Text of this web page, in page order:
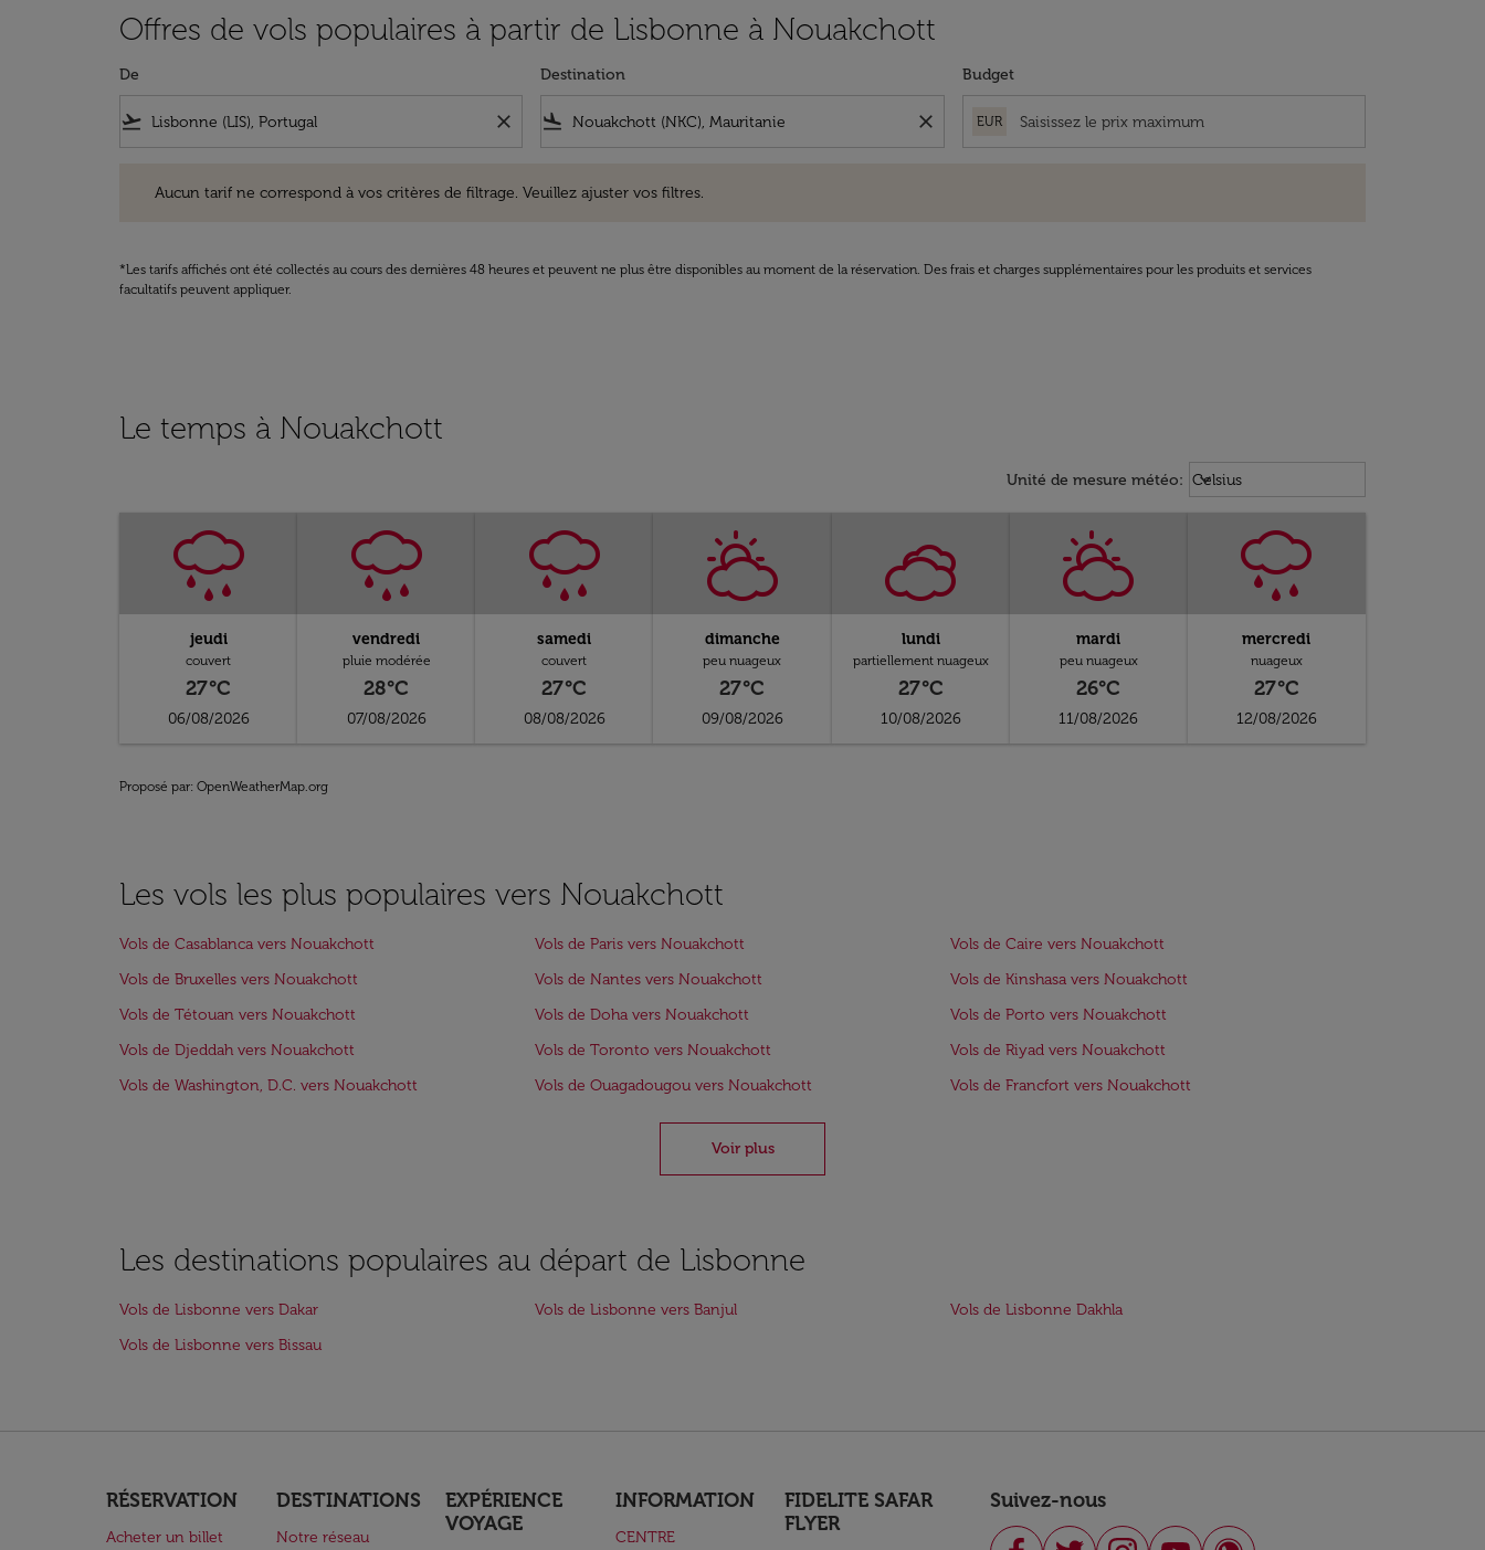
Offres de vols populaires à partir de Lisbonne à Nouakchott
De
flight_takeoff close
Destination
flight_land close
Budget
EUR
Aucun tarif ne correspond à vos critères de filtrage. Veuillez ajuster vos filtres.
*Les tarifs affichés ont été collectés au cours des dernières 48 heures et peuvent ne plus être disponibles au moment de la réservation. Des frais et charges supplémentaires pour les produits et services
facultatifs peuvent appliquer.
Le temps à Nouakchott
Unité de mesure météo: Weather unit option Celsius
Celsius
keyboard_arrow_down
jeudi
couvert
27°C
06/08/2026
vendredi
pluie modérée
28°C
07/08/2026
samedi
couvert
27°C
08/08/2026
dimanche
peu nuageux
27°C
09/08/2026
lundi
partiellement nuageux
27°C
10/08/2026
mardi
peu nuageux
26°C
11/08/2026
mercredi
nuageux
27°C
12/08/2026
Proposé par: OpenWeatherMap.org
Les vols les plus populaires vers Nouakchott
Vols de Casablanca vers Nouakchott Vols de Paris vers Nouakchott
Vols de Caire vers Nouakchott
Vols de Bruxelles vers Nouakchott
Vols de Nantes vers Nouakchott
Vols de Kinshasa vers Nouakchott
Vols de Tétouan vers Nouakchott
Vols de Doha vers Nouakchott
Vols de Porto vers Nouakchott
Vols de Djeddah vers Nouakchott
Vols de Toronto vers Nouakchott
Vols de Riyad vers Nouakchott
Vols de Washington, D.C. vers Nouakchott
Vols de Ouagadougou vers Nouakchott Vols de Francfort vers Nouakchott
Voir plus
Les destinations populaires au départ de Lisbonne
Vols de Lisbonne vers Dakar Vols de Lisbonne vers Banjul
Vols de Lisbonne Dakhla
Vols de Lisbonne vers Bissau
RÉSERVATION
Acheter un billet
DESTINATIONS
Notre réseau
EXPÉRIENCE
VOYAGE
INFORMATION
CENTRE
FIDELITE SAFAR
FLYER
Suivez-nous